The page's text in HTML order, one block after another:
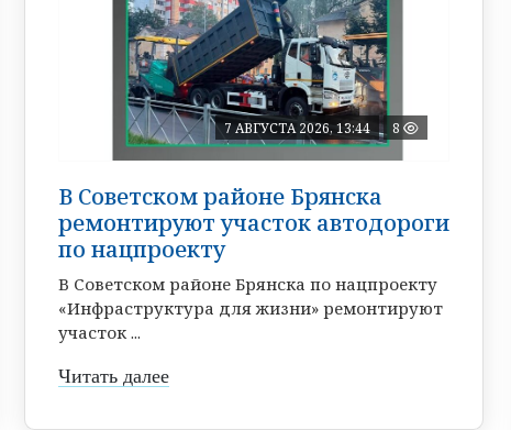
7 АВГУСТА 2026, 13:44 8
В Советском районе Брянска
ремонтируют участок автодороги
по нацпроекту
В Советском районе Брянска по нацпроекту
«Инфраструктура для жизни» ремонтируют
участок ...
Читать далее